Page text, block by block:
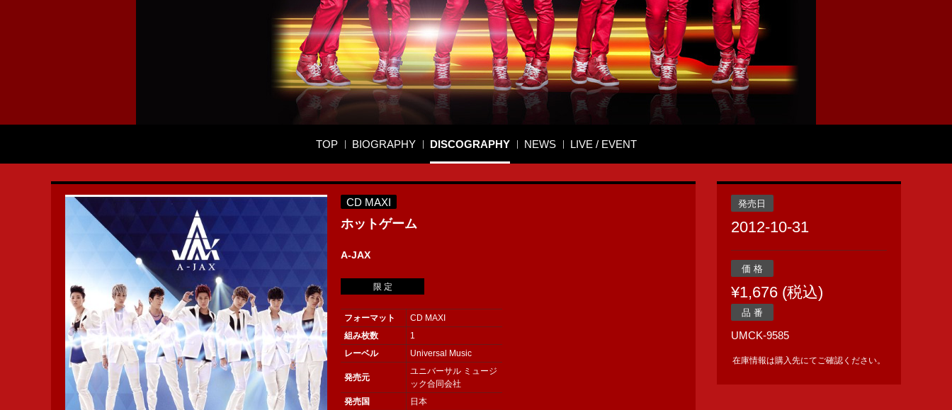
TOP BIOGRAPHY DISCOGRAPHY NEWS LIVE / EVENT
CD MAXI
ホットゲーム
A-JAX
限 定
フォーマット
CD MAXI
組み枚数
1
レーベル
Universal Music
発売元
ユニバーサル ミュージ
ック合同会社
発売国
日本
発売日
2012-10-31
価 格
¥1,676 (税込)
品 番
UMCK-9585
在庫情報は購入先にてご確認ください。